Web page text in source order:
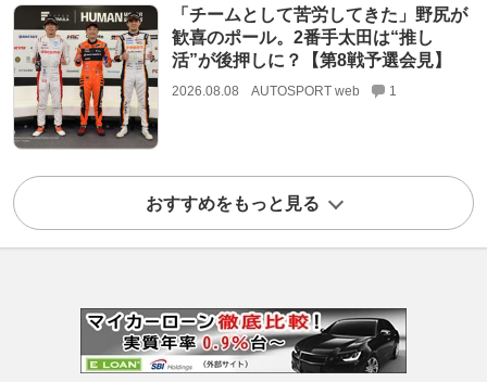
「チームとして苦労してきた」野尻が
歓喜のポール。2番手太田は“推し
活”が後押しに？【第8戦予選会見】
2026.08.08 AUTOSPORT web 1
おすすめをもっと見る